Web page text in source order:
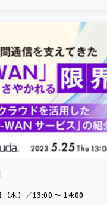
木）／13:00 〜 14:00